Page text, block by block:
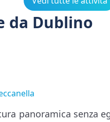
da Dublino
panoramica senza